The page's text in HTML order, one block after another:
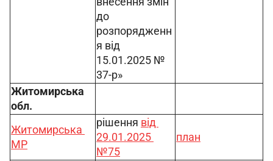
до
розпорядженн
я від
15.01.2025 №
37-р»
Житомирська
обл.
Житомирська
МР
рішення від
29.01.2025
№75
план